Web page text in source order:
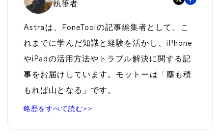
執筆者
Astraは、FoneToolの記事編集者として、こ
れまでに学んだ知識と経験を活かし、iPhone
やiPadの活用方法やトラブル解決に関する記
事をお届けしています。モットーは「塵も積
もれば山となる」です。
略歴をすべて読む>>